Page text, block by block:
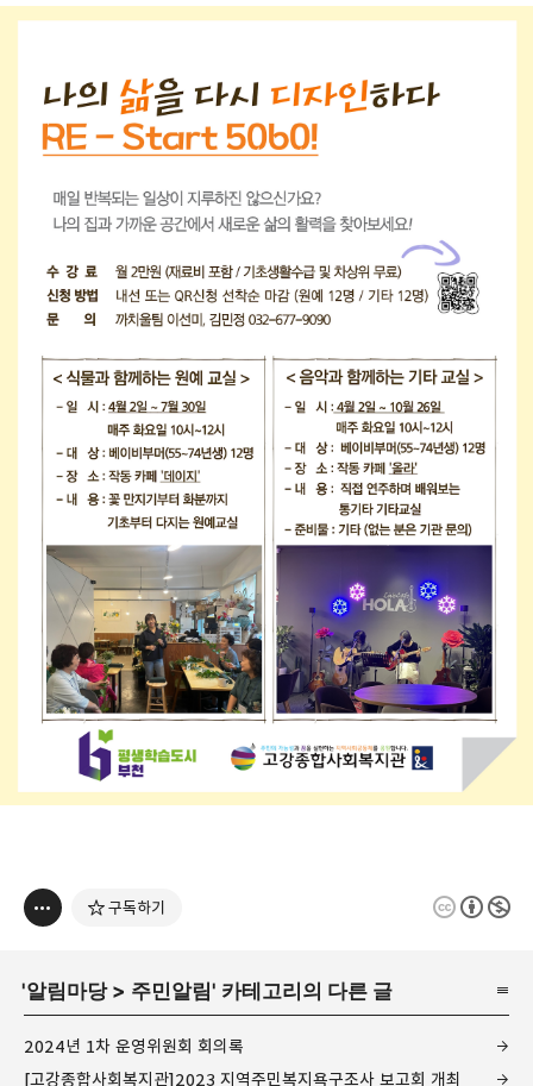
구독하기
'알림마당> 주민알림' 카테고리의 다른 글
2024년 1차 운영위원회 회의록
[고강종합사회복지관]2023 지역주민복지욕구조사 보고회 개최